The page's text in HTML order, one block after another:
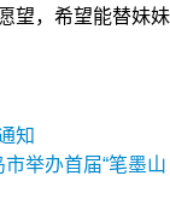
，希望能替妹妹
知
举办首届“笔墨山